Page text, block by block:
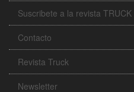
Suscribete a la revista TRUCK
Contacto
Revista Truck
Newsletter